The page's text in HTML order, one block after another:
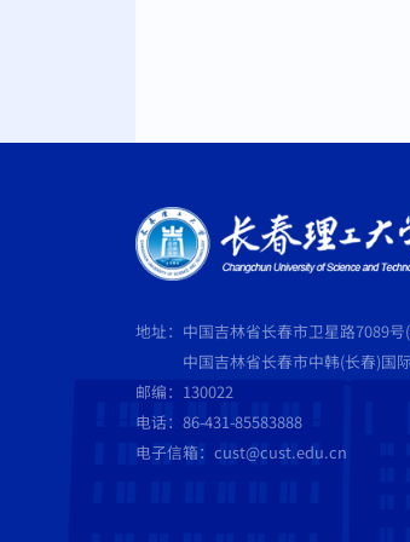
地址：中国吉林省长春市卫星路7089号
中国吉林省长春市中韩(长春)国际
邮编：130022
电话：86-431-85583888
电子信箱：cust@cust.edu.cn